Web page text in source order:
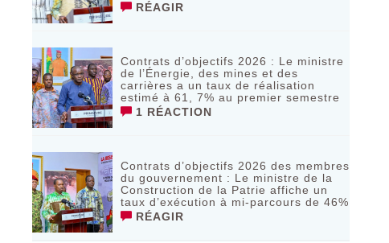
RÉAGIR
Contrats d’objectifs 2026 : Le ministre
de l’Énergie, des mines et des
carrières a un taux de réalisation
estimé à 61, 7% au premier semestre
1 RÉACTION
Contrats d’objectifs 2026 des membres
du gouvernement : Le ministre de la
Construction de la Patrie affiche un
taux d’exécution à mi-parcours de 46%
RÉAGIR